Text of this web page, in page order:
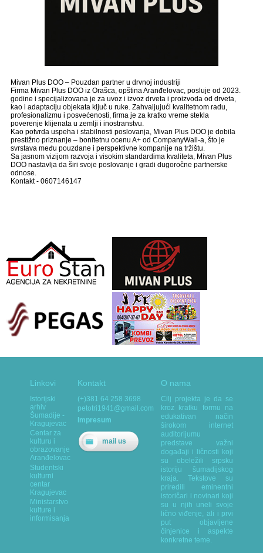
Mivan Plus DOO – Pouzdan partner u drvnoj industriji
Firma Mivan Plus DOO iz Orašca, opština Aranđelovac, posluje od 2023.
godine i specijalizovana je za uvoz i izvoz drveta i proizvoda od drveta,
kao i adaptaciju objekata ključ u ruke. Zahvaljujući kvalitetnom radu,
profesionalizmu i posvećenosti, firma je za kratko vreme stekla
poverenje klijenata u zemlji i inostranstvu.
Kao potvrda uspeha i stabilnosti poslovanja, Mivan Plus DOO je dobila
prestižno priznanje – bonitetnu ocenu A+ od CompanyWall-a, što je
svrstava među pouzdane i perspektivne kompanije na tržištu.
Sa jasnom vizijom razvoja i visokim standardima kvaliteta, Mivan Plus
DOO nastavlja da širi svoje poslovanje i gradi dugoročne partnerske
odnose.
Kontakt - 0607146147
Linkovi
Istorijski
arhiv
Šumadije -
Kragujevac
Centar za
kulturu i
obrazovanje
Aranđelovac
Studentski
kulturni
centar
Kragujevac
Ministarstvo
kulture i
informisanja
Kontakt
(+)381 64 258 3698
petotri1941@gmail.com
Impresum
mail us
O nama
Cilj projekta je da se
kroz kratku formu na
edukativan način
širokom internet
auditorijumu
predstave važni
događaji i ličnosti koji
su obeležili srpsku
istoriju šumadijskog
kraja. Tekstove su
priredili eminentni
istoričari i novinari koji
su u njih uneli svoje
lično viđenje, ali i prvi
put objavljene
činjenice i aspekte
konkretne teme.